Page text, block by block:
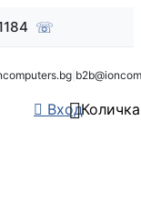
☏
 Вход
Количка